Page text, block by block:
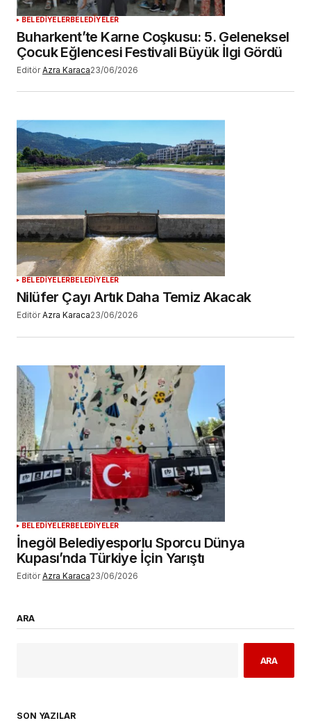
BELEDİYELERBELEDİYELER
Buharkent’te Karne Coşkusu: 5. Geleneksel
Çocuk Eğlencesi Festivali Büyük İlgi Gördü
Editör Azra Karaca23/06/2026
BELEDİYELERBELEDİYELER
Nilüfer Çayı Artık Daha Temiz Akacak
Editör Azra Karaca23/06/2026
BELEDİYELERBELEDİYELER
İnegöl Belediyesporlu Sporcu Dünya
Kupası’nda Türkiye İçin Yarıştı
Editör Azra Karaca23/06/2026
ARA
ARA
SON YAZILAR